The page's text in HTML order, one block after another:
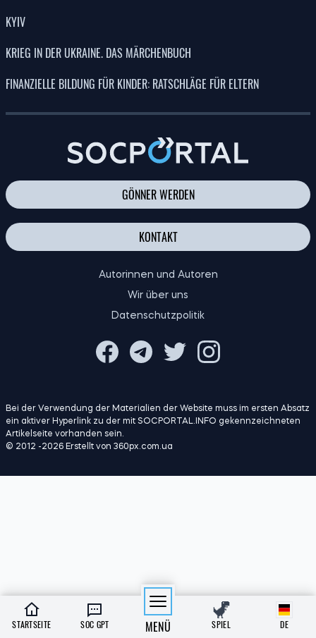
KYIV
KRIEG IN DER UKRAINE. DAS MÄRCHENBUCH
FINANZIELLE BILDUNG FÜR KINDER: RATSCHLÄGE FÜR ELTERN
GÖNNER WERDEN
KONTAKT
Autorinnen und Autoren
Wir über uns
Datenschutzpolitik
Bei der Verwendung der Materialien der Website muss im ersten Absatz
ein aktiver Hyperlink zu der mit SOCPORTAL.INFO gekennzeichneten
Artikelseite vorhanden sein.
© 2012 -2026 Erstellt von 360px.com.ua
STARTSEITE SOC GPT MENÜ SPIEL DE